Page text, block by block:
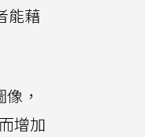
能藉
，
增加